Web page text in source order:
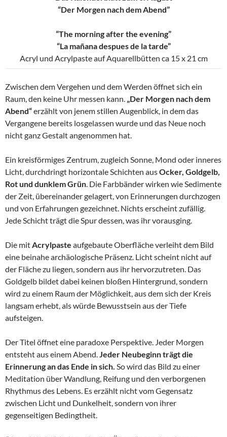
“Der Morgen nach dem Abend”
“The morning after the evening”
“La mañana despues de la tarde”
Acryl und Acrylpaste auf Aquarellbütten ca 15 x 21 cm
Zwischen dem Vergehen und dem Werden öffnet sich ein
Raum, den keine Uhr messen kann. „Der Morgen nach dem
Abend“erzählt von jenem stillen Augenblick, in dem das
Vergangene bereits losgelassen wurde und das Neue noch
nicht ganz Gestalt angenommen hat.
Ein kreisförmiges Zentrum, zugleich Sonne, Mond oder inneres
Licht, durchdringt horizontale Schichten ausOcker, Goldgelb,
Rot und dunklem Grün. Die Farbbänder wirken wie Sedimente
der Zeit, übereinander gelagert, von Erinnerungen durchzogen
und von Erfahrungen gezeichnet. Nichts erscheint zufällig.
Jede Schicht trägt die Spur dessen, was ihr vorausging.
Die mitAcrylpaste aufgebaute Oberfläche verleiht dem Bild
eine beinahe archäologische Präsenz. Licht scheint nicht auf
der Fläche zu liegen, sondern aus ihr hervorzutreten. Das
Goldgelb bildet dabei keinen bloßen Hintergrund, sondern
wird zu einem Raum der Möglichkeit, aus dem sich der Kreis
langsam erhebt, als würde Bewusstsein aus der Tiefe
aufsteigen.
Der Titel öffnet eine paradoxe Perspektive. Jeder Morgen
entsteht aus einem Abend.Jeder Neubeginn trägt die
Erinnerung an das Ende in sich. So wird das Bild zu einer
Meditation über Wandlung, Reifung und den verborgenen
Rhythmus des Lebens. Es erzählt nicht vom Gegensatz
zwischen Licht und Dunkelheit, sondern von ihrer
gegenseitigen Bedingtheit.